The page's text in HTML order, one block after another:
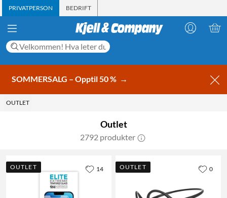
PRIVATPERSON BEDRIFT
SOMMERSALG – Opptil 50 % →
OUTLET
Outlet
2792 produkter
OUTLET 14 OUTLET 0